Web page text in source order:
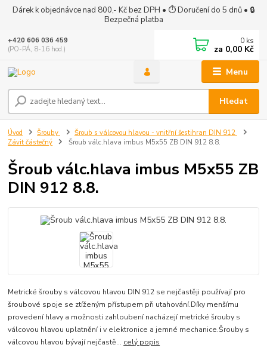
Dárek k objednávce nad 800,- Kč bez DPH • ⏱ Doručení do 5 dnů • 🔒
Bezpečná platba
Menu
Hledat
+420 606 036 459
(PO-PÁ, 8-16 hod.)
0 ks
za 0,00 Kč
Úvod Šrouby
Šroub s válcovou hlavou - vnitřní šestihran DIN 912
Závit částečný
Šroub válc.hlava imbus M5x55 ZB DIN 912 8.8.
Šroub válc.hlava imbus M5x55 ZB
DIN 912 8.8.
Metrické šrouby s válcovou hlavou DIN 912 se nejčastěji používají pro
šroubové spoje se ztíženým přístupem při utahování.Díky menšímu
provedení hlavy a možnosti zahloubení nacházejí metrické šrouby s
válcovou hlavou uplatnění i v elektronice a jemné mechanice.Šrouby s
válcovou hlavou bývají nejčastě... celý popis